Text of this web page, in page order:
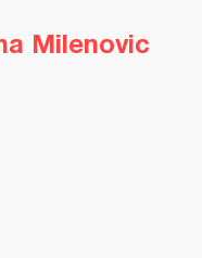
Milenovic